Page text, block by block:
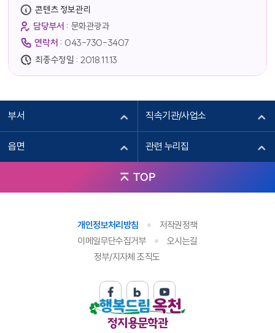
콘텐츠 정보관리
담당부서 : 문화관광과
연락처 : 043-730-3407
최종수정일 : 2018.11.13
부서 직속기관/사업소
읍면 관련 누리집
TOP
정지용문학관
개인정보처리방침
저작권정책
이메일무단수집거부
오시는길
정부/지자체 조직도